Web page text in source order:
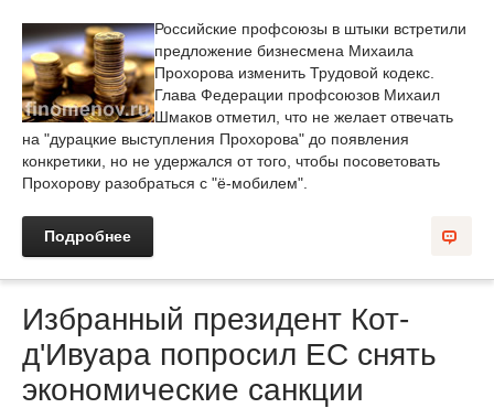
Российские профсоюзы в штыки встретили
предложение бизнесмена Михаила
Прохорова изменить Трудовой кодекс.
Глава Федерации профсоюзов Михаил
Шмаков отметил, что не желает отвечать
на "дурацкие выступления Прохорова" до появления
конкретики, но не удержался от того, чтобы посоветовать
Прохорову разобраться с "ё-мобилем".
Подробнее
Избранный президент Кот-
д'Ивуара попросил ЕС снять
экономические санкции